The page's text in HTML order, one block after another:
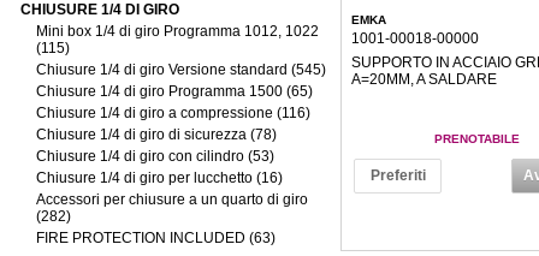
CHIUSURE 1/4 DI GIRO
Mini box 1/4 di giro Programma 1012, 1022
(115)
Chiusure 1/4 di giro Versione standard (545)
Chiusure 1/4 di giro Programma 1500 (65)
Chiusure 1/4 di giro a compressione (116)
Chiusure 1/4 di giro di sicurezza (78)
Chiusure 1/4 di giro con cilindro (53)
Chiusure 1/4 di giro per lucchetto (16)
Accessori per chiusure a un quarto di giro
(282)
FIRE PROTECTION INCLUDED (63)
EMKA
1001-00018-00000
SUPPORTO IN ACCIAIO
A=20MM, A SALDARE
PRENOTABILE
Preferiti